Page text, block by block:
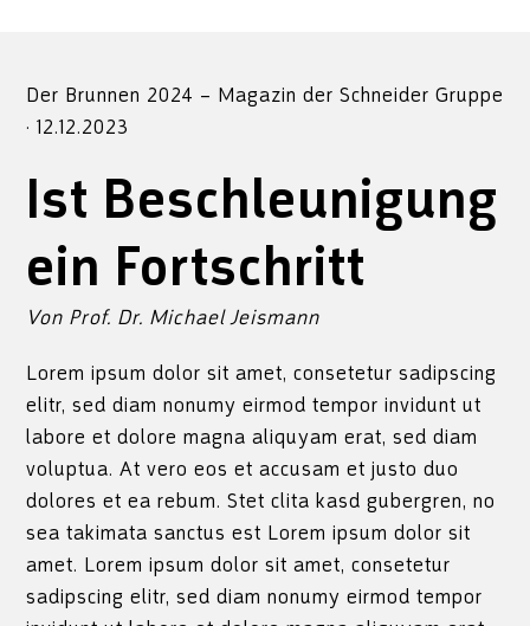
Der Brunnen 2024 – Magazin der Schneider Gruppe
· 12.12.2023
Ist Beschleunigung
ein Fortschritt
Von Prof. Dr. Michael Jeismann
Lorem ipsum dolor sit amet, consetetur sadipscing
elitr, sed diam nonumy eirmod tempor invidunt ut
labore et dolore magna aliquyam erat, sed diam
voluptua. At vero eos et accusam et justo duo
dolores et ea rebum. Stet clita kasd gubergren, no
sea takimata sanctus est Lorem ipsum dolor sit
amet. Lorem ipsum dolor sit amet, consetetur
sadipscing elitr, sed diam nonumy eirmod tempor